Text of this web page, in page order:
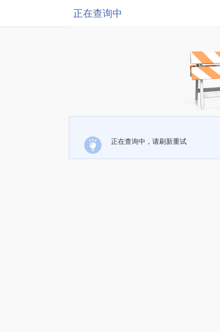
正在查询中
正在查询中，请刷新重试